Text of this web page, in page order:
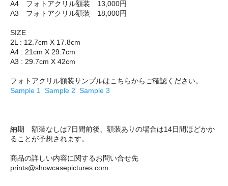
A4 フォトアクリル額装 13,000円
A3 フォトアクリル額装 18,000円
SIZE
2L : 12.7cm X 17.8cm
A4 : 21cm X 29.7cm
A3 : 29.7cm X 42cm
フォトアクリル額装サンプルはこちらからご確認ください。
Sample 1
Sample 2 Sample 3
納期 額装なしは7日間前後、額装ありの場合は14日間ほどかか
ることが予想されます。
商品の詳しい内容に関するお問い合せ先
prints@showcasepictures.com